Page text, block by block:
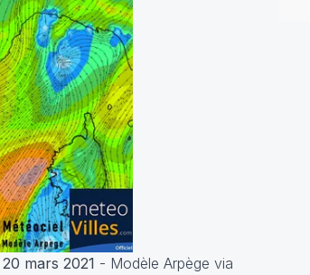
mars 2021 - Modèle Arpège via